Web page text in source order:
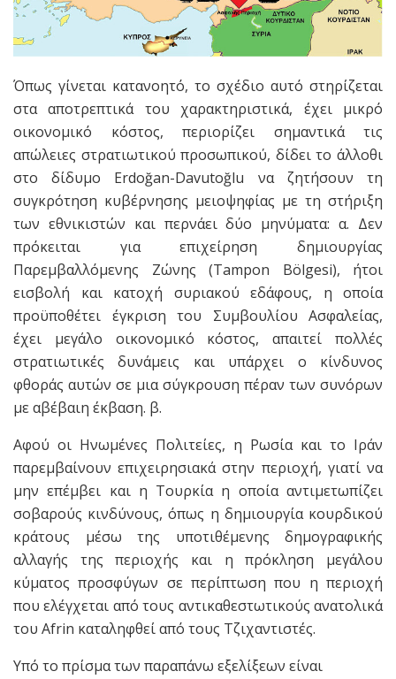
Όπως γίνεται κατανοητό, το σχέδιο αυτό στηρίζεται
στα αποτρεπτικά του χαρακτηριστικά, έχει μικρό
οικονομικό κόστος, περιορίζει σημαντικά τις
απώλειες στρατιωτικού προσωπικού, δίδει το άλλοθι
στο δίδυμο Erdoğan-Davutoğlu να ζητήσουν τη
συγκρότηση κυβέρνησης μειοψηφίας με τη στήριξη
των εθνικιστών και περνάει δύο μηνύματα: α. Δεν
πρόκειται για επιχείρηση δημιουργίας
Παρεμβαλλόμενης Ζώνης (Tampon Bölgesi), ήτοι
εισβολή και κατοχή συριακού εδάφους, η οποία
προϋποθέτει έγκριση του Συμβουλίου Ασφαλείας,
έχει μεγάλο οικονομικό κόστος, απαιτεί πολλές
στρατιωτικές δυνάμεις και υπάρχει ο κίνδυνος
φθοράς αυτών σε μια σύγκρουση πέραν των συνόρων
με αβέβαιη έκβαση. β.
Αφού οι Ηνωμένες Πολιτείες, η Ρωσία και το Ιράν
παρεμβαίνουν επιχειρησιακά στην περιοχή, γιατί να
μην επέμβει και η Τουρκία η οποία αντιμετωπίζει
σοβαρούς κινδύνους, όπως η δημιουργία κουρδικού
κράτους μέσω της υποτιθέμενης δημογραφικής
αλλαγής της περιοχής και η πρόκληση μεγάλου
κύματος προσφύγων σε περίπτωση που η περιοχή
που ελέγχεται από τους αντικαθεστωτικούς ανατολικά
του Afrin καταληφθεί από τους Τζιχαντιστές.
Υπό το πρίσμα των παραπάνω εξελίξεων είναι